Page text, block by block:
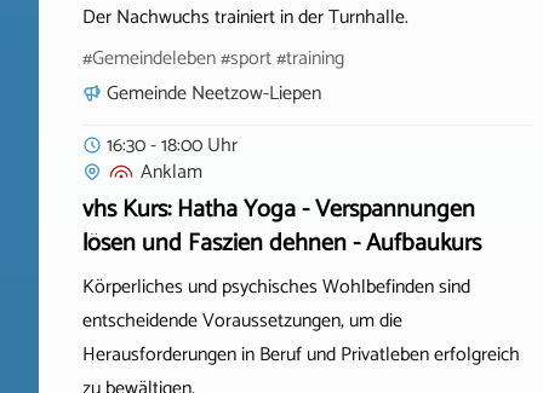
Der Nachwuchs trainiert in der Turnhalle.
#Gemeindeleben #sport #training
Gemeinde Neetzow-Liepen
16:30 - 18:00 Uhr
Anklam
vhs Kurs: Hatha Yoga - Verspannungen
lösen und Faszien dehnen - Aufbaukurs
Körperliches und psychisches Wohlbefinden sind
entscheidende Voraussetzungen, um die
Herausforderungen in Beruf und Privatleben erfolgreich